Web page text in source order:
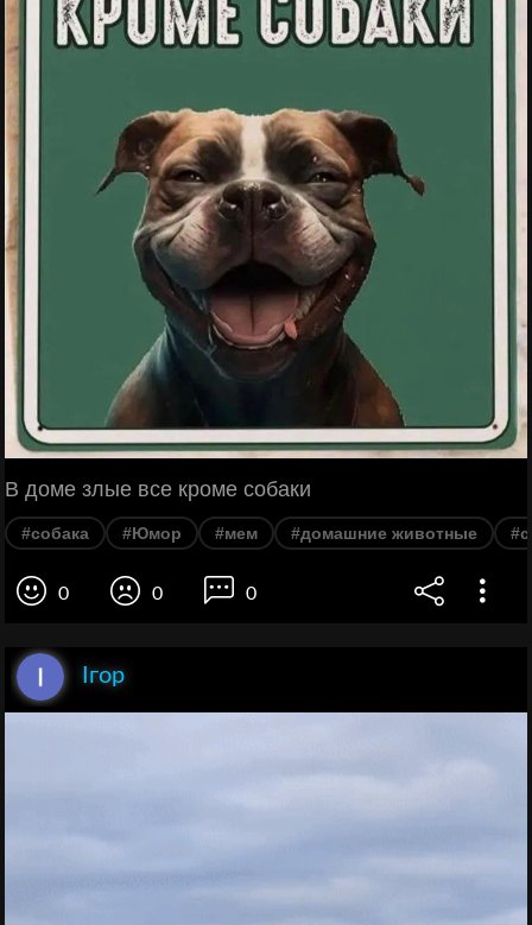
В доме злые все кроме собаки
#собака #Юмор #мем #домашние животные
0 0 0
Ігор